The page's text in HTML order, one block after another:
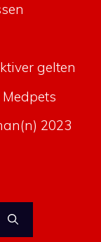
gelten
2023